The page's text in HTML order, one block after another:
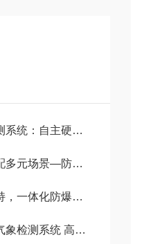
术，筑牢危化储罐防爆防线
监测系统的应用价值与行业意义
牢高危工业厂区气象安全监测屏障
准监测的安全利器#2026已更新